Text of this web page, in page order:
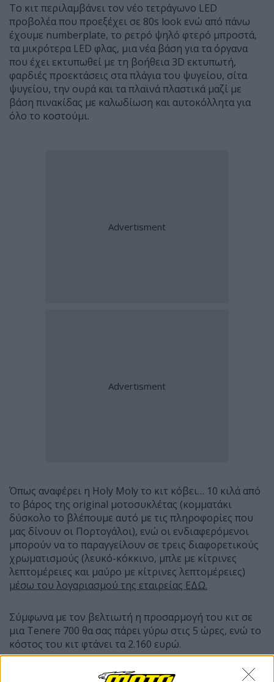
Το κιτ περιλαμβάνει τον νέο τετράγωνο LED
προβολέα που προεξέχει σε 80s look ενώ από πάνω
έχουμε numberplate, το ρετρό ψηλό φτερό μπροστά,
τα μικρότερα LED φλας, μια νέα βάση για τα όργανα
που έχει εκτυπωθεί με τη βοήθεια 3D εκτυπωτή,
φαρδιές προεκτάσεις στα πλάγια του ψυγείου, σίτα
ψυγείου, την ουρά και τα πλαϊνά πλαστικά μαζί με
βάση πινακίδας με καλωδίωση και αυτοκόλλητα για
όλο το κοστούμι.
Όπως αναφέρει η Holy Moly το κιτ κόβει… 10 κιλά από
το βάρος της original μοτοσυκλέτας (κομματάκι
δύσκολο το βλέπουμε αυτό με τις πληροφορίες που
μας δίνουν οι Πορτογάλοι), ενώ οι ενδιαφερόμενοι
μπορούν να το παραγγείλουν σε τρεις διαφορετικούς
χρωματισμούς (λευκό-κόκκινο, μπλε με κίτρινες
λεπτομέρειες και μαύρο με κίτρινες λεπτομέρειες)
μέσω του λογαριασμού της εταιρείας ΕΔΩ.
Σύμφωνα με τον βελτιωτή η προσαρμογή του κιτ σε
μια Tenere 700 θα σας πάρει γύρω στις 5 ώρες, ενώ το
κόστος του κιτ φτάνει τα 2.160 ευρώ.